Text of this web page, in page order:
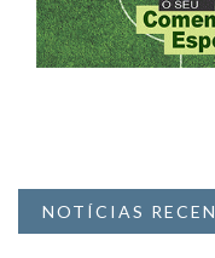
NOTÍCIAS